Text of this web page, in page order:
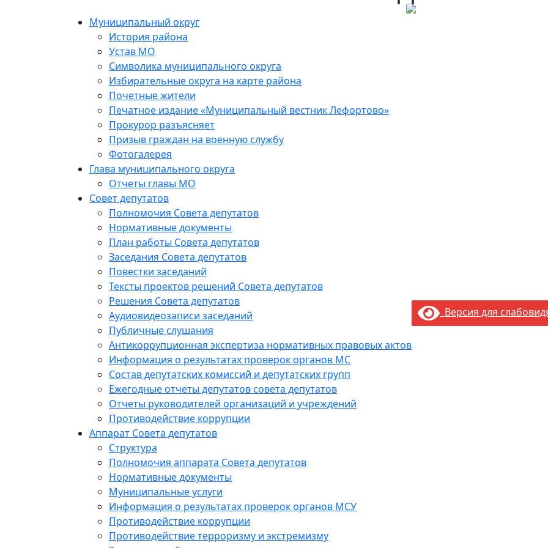
Муниципальный округ
История района
Устав МО
Символика муниципального округа
Избирательные округа на карте района
Почетные жители
Печатное издание «Муниципальный вестник Лефортово»
Прокурор разъясняет
Призыв граждан на военную службу
Фотогалерея
Глава муниципального округа
Отчеты главы МО
Совет депутатов
Полномочия Совета депутатов
Нормативные документы
План работы Совета депутатов
Заседания Cовета депутатов
Повестки заседаний
Тексты проектов решений Совета депутатов
Решения Совета депутатов
Аудиовидеозаписи заседаний
Публичные слушания
Антикоррупционная экспертиза нормативных правовых актов
Информация о результатах проверок органов МС
Состав депутатских комиссий и депутатских групп
Ежегодные отчеты депутатов совета депутатов
Отчеты руководителей организаций и учреждений
Противодействие коррупции
Аппарат Совета депутатов
Структура
Полномочия аппарата Совета депутатов
Нормативные документы
Муниципальные услуги
Информация о результатах проверок органов МСУ
Противодействие коррупции
Противодействие терроризму и экстремизму
Версия для